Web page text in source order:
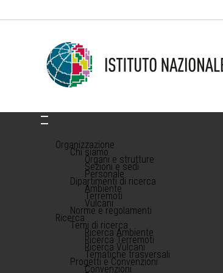
Organizzazione
Chi siamo
Organi e strutture
Sezioni e sedi
Personale
Dipartimenti di ricerca
Ambiente
Terremoti
Vulcani
Norme e regolamenti
Ricerca
Temi di ricerca
Ricerca Ambiente
Ricerca Terremoti
Ricerca Vulcani
Tematiche trasversali
Progetti e Convenzioni
Convenzioni